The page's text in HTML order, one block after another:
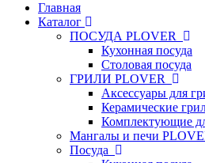
Главная
Каталог
ПОСУДА PLOVER
Кухонная посуда
Столовая посуда
ГРИЛИ PLOVER
Аксессуары для
Керамические
Комплектующие
Мангалы и печи
Посуда